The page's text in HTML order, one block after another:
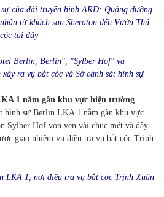
của đài truyền hình ARD: Quãng đường
từ khách sạn Sheraton đến Vườn Thú
tại đây
Berlin, Berlin", "Sylber Hof" và
ra vụ bắt cóc và Sở cảnh sát hình sự
1 nằm gần khu vực hiện trường
hình sự Berlin LKA 1 nằm gần khu vực
Sylber Hof vọn vẹn vài chục mét và đây
giao nhiệm vụ điều tra vụ bắt cóc Trịnh
LKA 1, nơi điều tra vụ bắt cóc Trịnh Xuân